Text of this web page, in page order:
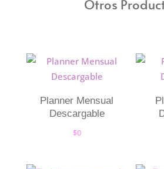
Otros
Planner Mensual
Descargable
$0